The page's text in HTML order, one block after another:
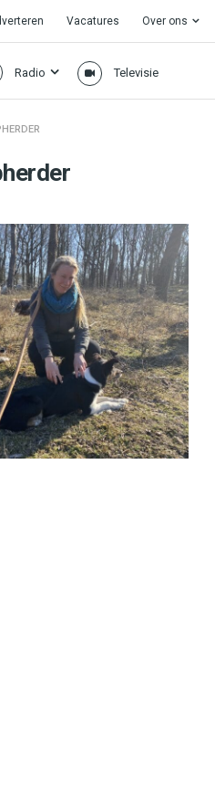
Vacatures Over ons
Radio Televisie